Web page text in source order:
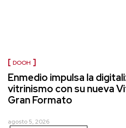
DOOH
Enmedio impulsa la
vitrinismo con su nueva
Gran Formato
agosto 5, 2026